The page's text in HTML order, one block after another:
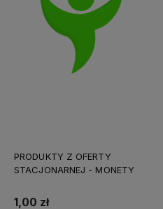
PRODUKTY Z OFERTY
STACJONARNEJ - MONETY
1,00 zł